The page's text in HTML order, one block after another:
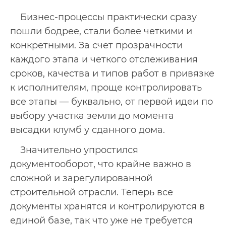
Бизнес-процессы практически сразу
пошли бодрее, стали более четкими и
конкретными. За счет прозрачности
каждого этапа и четкого отслеживания
сроков, качества и типов работ в привязке
к исполнителям, проще контролировать
все этапы — буквально, от первой идеи по
выбору участка земли до момента
высадки клумб у сданного дома.
Значительно упростился
документооборот, что крайне важно в
сложной и зарегулированной
строительной отрасли. Теперь все
документы хранятся и контролируются в
единой базе, так что уже не требуется